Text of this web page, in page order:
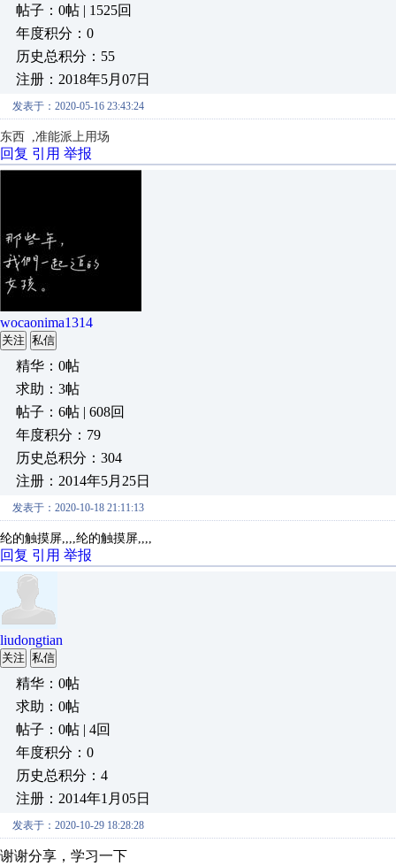
帖子：0帖 | 1525回
年度积分：0
历史总积分：55
注册：2018年5月07日
发表于：2020-05-16 23:43:24
东西 ,准能派上用场
回复 引用 举报
wocaonima1314
关注 私信
精华：0帖
求助：3帖
帖子：6帖 | 608回
年度积分：79
历史总积分：304
注册：2014年5月25日
发表于：2020-10-18 21:11:13
纶的触摸屏,,,,纶的触摸屏,,,,
回复 引用 举报
liudongtian
关注 私信
精华：0帖
求助：0帖
帖子：0帖 | 4回
年度积分：0
历史总积分：4
注册：2014年1月05日
发表于：2020-10-29 18:28:28
谢谢分享，学习一下